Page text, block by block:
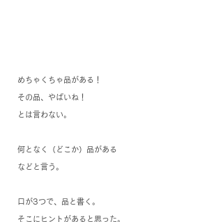
めちゃくちゃ品がある！
その品、やばいね！
とは言わない。
何となく（どこか）品がある
などと言う。
口が3つで、品と書く。
そこにヒントがあると思った。